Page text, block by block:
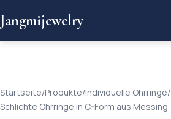
Jangmijewelry
Startseite/Produkte/Individuelle Ohrringe/
Schlichte Ohrringe in C-Form aus Messing